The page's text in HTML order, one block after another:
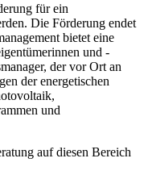
für ein
Die Förderung endet
bietet eine
und -
der vor Ort an
der energetischen
und
auf diesen Bereich